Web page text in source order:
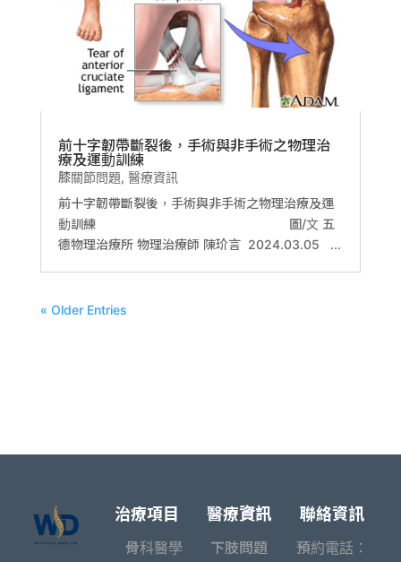
前十字韌帶斷裂後，手術與非手術之物理治
療及運動訓練
膝關節問題, 醫療資訊
前十字韌帶斷裂後，手術與非手術之物理治療及運
動訓練 圖/文 五
德物理治療所 物理治療師 陳玠言 2024.03.05 ...
« Older Entries
治療項目
骨科醫學
醫療資訊
下肢問題
聯絡資訊
預約電話：